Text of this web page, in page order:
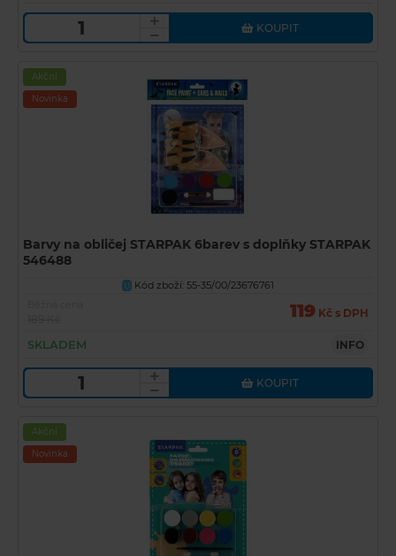
KOUPIT
Akční
Novinka
Barvy na obličej STARPAK 6barev s doplňky STARPAK
546488
U
Kód zboží: 55-35/00/23676761
119 Kč s DPH
SKLADEM INFO
KOUPIT
Akční
Novinka